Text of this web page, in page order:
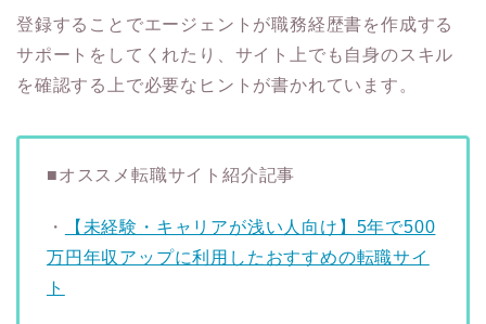
登録することでエージェントが職務経歴書を作成する
サポートをしてくれたり、サイト上でも自身のスキル
を確認する上で必要なヒントが書かれています。
■オススメ転職サイト紹介記事
・
【未経験・キャリアが浅い人向け】5年で500
万円年収アップに利用したおすすめの転職サイ
ト